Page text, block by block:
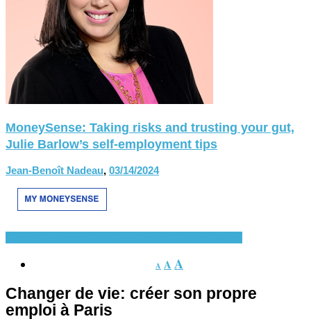
MoneySense: Taking risks and trusting your gut,
Julie Barlow’s self-employment tips
Jean-Benoît Nadeau, 03/14/2024
A AA
Changer de vie: créer son propre
emploi à Paris